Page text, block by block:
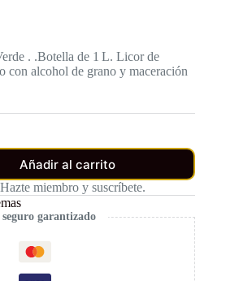
. .Botella de 1 L. Licor de
con alcohol de grano y maceración
Añadir al carrito
miembro y suscríbete.
seguro garantizado